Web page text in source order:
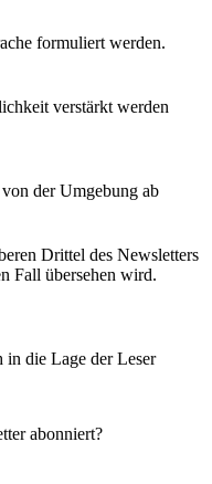
formuliert werden.
verstärkt werden
der Umgebung ab
Drittel des Newsletters
Fall übersehen wird.
in die Lage der Leser
abonniert?